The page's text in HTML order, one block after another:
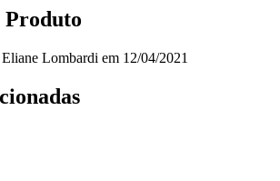
Produto
Lombardi em 12/04/2021